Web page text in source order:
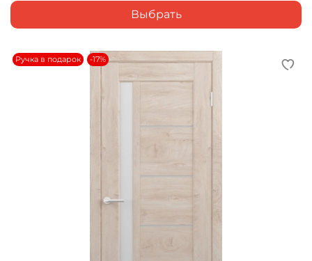
Выбрать
Ручка в подарок -17%